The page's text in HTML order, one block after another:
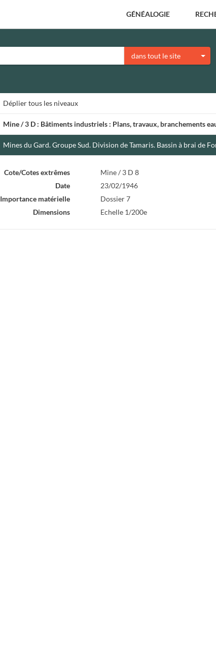
GÉNÉALOGIE
dans tout le site
Dépliertous les niveaux
Mine / 3 D : Bâtiments industriels : Plans, travaux, branchements
Mines du Gard. Groupe Sud. Division de Tamaris. Bassin à brai de
Cote/Cotes extrêmes
Mine / 3 D 8
Date
23/02/1946
Importance matérielle
Dossier 7
Dimensions
Echelle 1/200e